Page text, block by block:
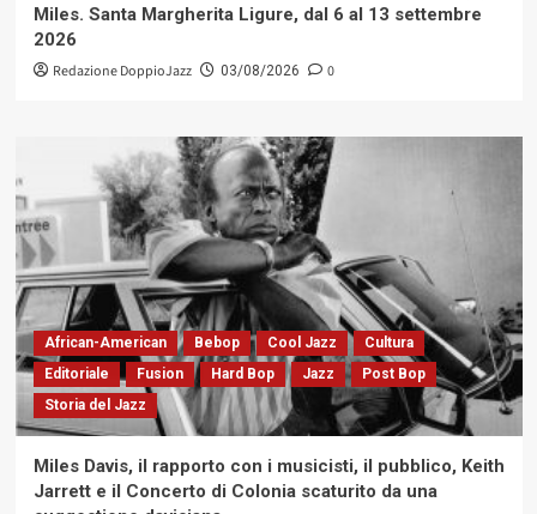
Miles. Santa Margherita Ligure, dal 6 al 13 settembre
2026
Redazione DoppioJazz 03/08/2026 0
African-American Bebop Cool Jazz
Cultura
Editoriale
Fusion Hard Bop Jazz
Post Bop
Storia del Jazz
Miles Davis, il rapporto con i musicisti, il pubblico, Keith
Jarrett e il Concerto di Colonia scaturito da una